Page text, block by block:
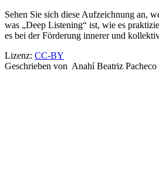
Sehen Sie sich diese Aufzeichnung an,
was „Deep Listening“ ist, wie es
es bei der Förderung innerer und
Lizenz: CC-BY
Geschrieben von Anahí Beatriz Pacheco